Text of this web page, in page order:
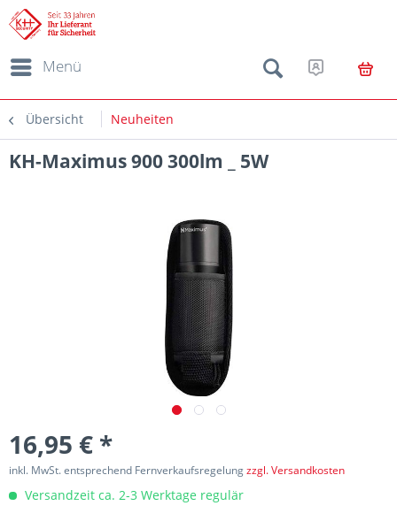
Menü
Übersicht Neuheiten
KH-Maximus 900 300lm _ 5W
16,95 € *
inkl. MwSt. entsprechend Fernverkaufsregelungzzgl. Versandkosten
Versandzeit ca. 2-3 Werktage regulär